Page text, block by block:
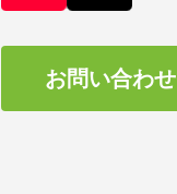
お問い合わせ